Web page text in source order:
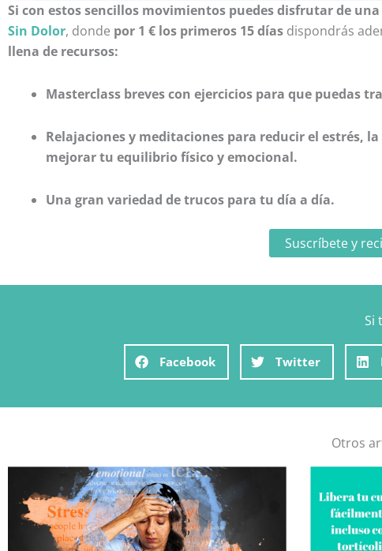
Si con estos sencillos movimientos puedes disfrutar de
Sin Dolor, donde por 1 € los primeros 15 días dispondrás
llena de recursos:
Masterclass breves con ejercicios para que puedas
Relajaciones y meditaciones para reducir el estrés,
mejorar tu equilibrio físico y emocional.
Una gran variedad de trucos para tu día a día.
Suscríbete y
Si
Facebook Twitter
Otros